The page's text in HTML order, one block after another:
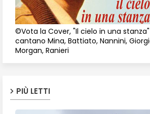
©Vota la Cover, "Il cielo in una stanza"
cantano Mina, Battiato, Nannini,
Morgan, Ranieri
PIÙ LETTI